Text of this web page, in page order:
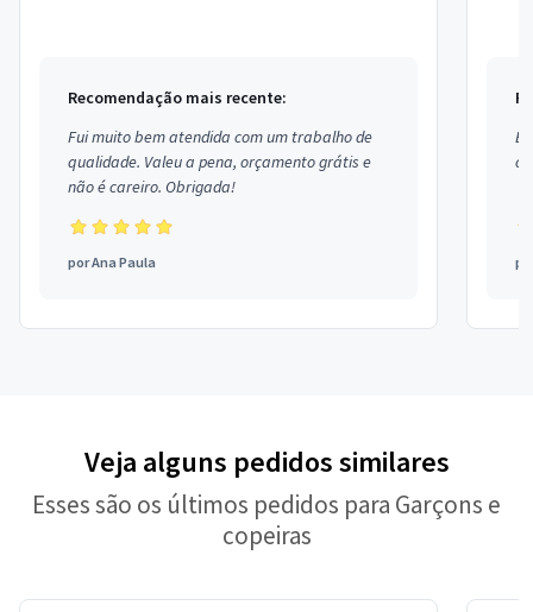
Recomendação mais recente:
Fui muito bem atendida com um trabalho de
qualidade. Valeu a pena, orçamento grátis e
não é careiro. Obrigada!
porAna Paula
Veja alguns pedidos similares
Esses são os últimos pedidos para Garçons e
copeiras